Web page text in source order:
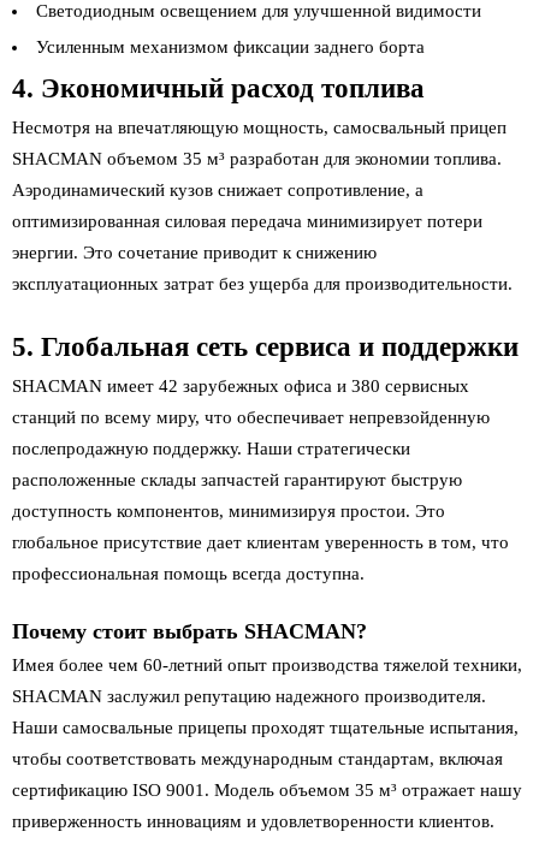
Светодиодным освещением для улучшенной видимости
Усиленным механизмом фиксации заднего борта
4. Экономичный расход топлива
Несмотря на впечатляющую мощность, самосвальный прицеп
SHACMAN объемом 35 м³ разработан для экономии топлива.
Аэродинамический кузов снижает сопротивление, а
оптимизированная силовая передача минимизирует потери
энергии. Это сочетание приводит к снижению
эксплуатационных затрат без ущерба для производительности.
5. Глобальная сеть сервиса и поддержки
SHACMAN имеет 42 зарубежных офиса и 380 сервисных
станций по всему миру, что обеспечивает непревзойденную
послепродажную поддержку. Наши стратегически
расположенные склады запчастей гарантируют быструю
доступность компонентов, минимизируя простои. Это
глобальное присутствие дает клиентам уверенность в том, что
профессиональная помощь всегда доступна.
Почему стоит выбрать SHACMAN?
Имея более чем 60-летний опыт производства тяжелой техники,
SHACMAN заслужил репутацию надежного производителя.
Наши самосвальные прицепы проходят тщательные испытания,
чтобы соответствовать международным стандартам, включая
сертификацию ISO 9001. Модель объемом 35 м³ отражает нашу
приверженность инновациям и удовлетворенности клиентов.